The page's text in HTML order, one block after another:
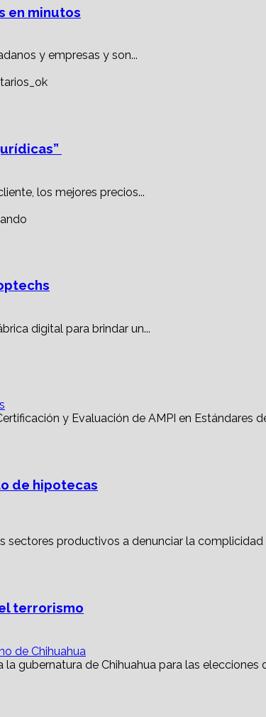
en minutos
y empresas y son...
los mejores precios...
digital para brindar un...
de hipotecas
terrorismo
de Chihuahua